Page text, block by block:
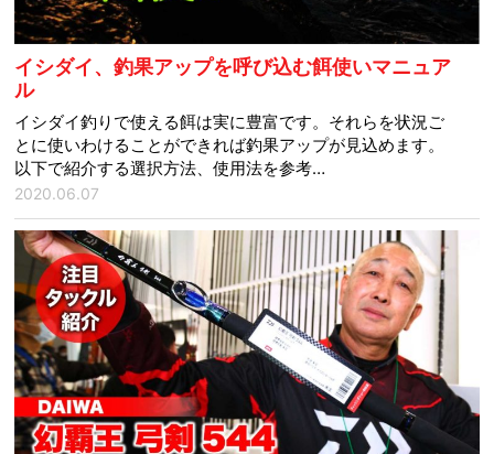
イシダイ、釣果アップを呼び込む餌使いマニュア
ル
イシダイ釣りで使える餌は実に豊富です。それらを状況ご
とに使いわけることができれば釣果アップが見込めます。
以下で紹介する選択方法、使用法を参考…
2020.06.07